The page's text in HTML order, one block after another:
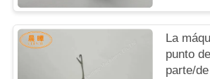
La
punto
parte/